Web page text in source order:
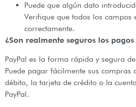
Puede que algún dato
Verifique que todos los campos
correctamente.
¿Son realmente seguros los pagos
PayPal es la forma rápida y segura
Puede pagar fácilmente sus compras
débito, la tarjeta de crédito o la
PayPal.